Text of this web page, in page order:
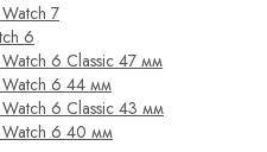
7
6
Watch 6 Classic 47 мм
Watch 6 44 мм
Watch 6 Classic 43 мм
Watch 6 40 мм